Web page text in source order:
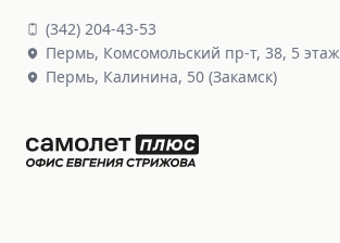
(342) 204-43-53
Пермь, Комсомольский пр-т, 38, 5 этаж
Пермь, Калинина, 50 (Закамск)